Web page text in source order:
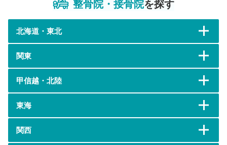
整骨院・接骨院を探す
北海道・東北
関東
甲信越・北陸
東海
関西